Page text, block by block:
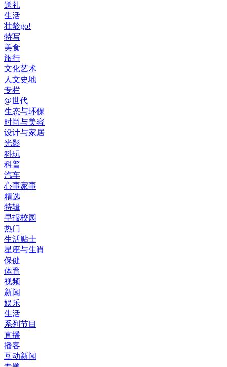
送礼
生活
壮龄go!
特写
美食
旅行
文化艺术
人文史地
专栏
@世代
生态与环保
时尚与美容
设计与家居
光影
科玩
科普
汽车
心事家事
精选
特辑
早报校园
热门
生活贴士
星座与生肖
保健
体育
视频
新闻
娱乐
生活
系列节目
直播
播客
互动新闻